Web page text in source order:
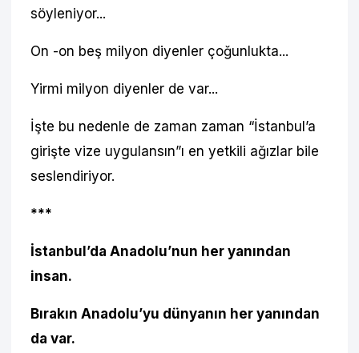
söyleniyor...
On -on beş milyon diyenler çoğunlukta...
Yirmi milyon diyenler de var...
İşte bu nedenle de zaman zaman “İstanbul’a
girişte vize uygulansın”ı en yetkili ağızlar bile
seslendiriyor.
***
İstanbul’da Anadolu’nun her yanından
insan.
Bırakın Anadolu’yu dünyanın her yanından
da var.